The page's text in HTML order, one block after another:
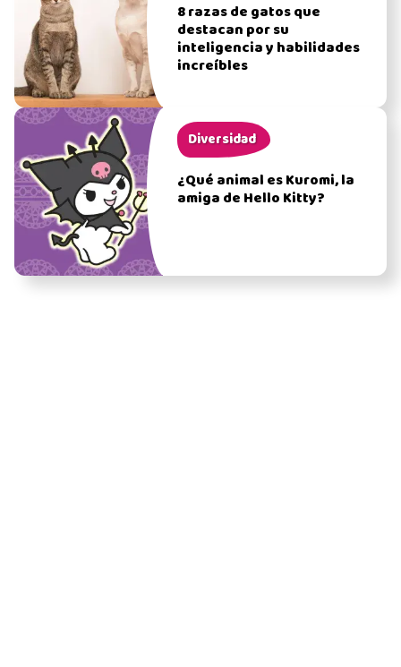
8 razas de gatos que
destacan por su
inteligencia y habilidades
increíbles
Diversidad
¿Qué animal es Kuromi, la
amiga de Hello Kitty?